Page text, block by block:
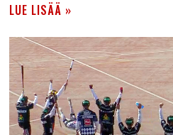
LUE LISÄÄ »